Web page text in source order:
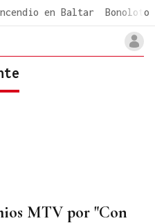
en Baltar Bonoloto
MTV por "Con